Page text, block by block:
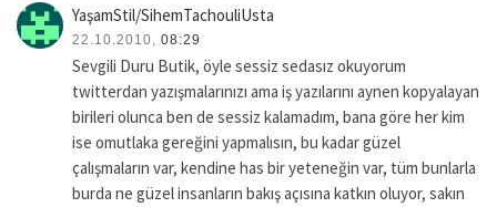
YaşamStil/SihemTachouliUsta
22.10.2010, 08:29
Sevgili Duru Butik, öyle sessiz sedasız okuyorum
twitterdan yazışmalarınızı ama iş yazılarını aynen kopyalayan
birileri olunca ben de sessiz kalamadım, bana göre her kim
ise omutlaka gereğini yapmalısın, bu kadar güzel
çalışmaların var, kendine has bir yeteneğin var, tüm bunlarla
burda ne güzel insanların bakış açısına katkın oluyor, sakın